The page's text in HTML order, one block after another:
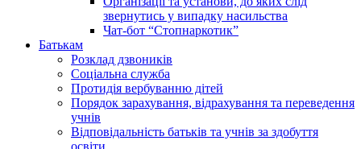
звернутись у випадку насильства
Чат-бот “Стопнаркотик”
Батькам
Розклад дзвоників
Соціальна служба
Протидія вербуванню дітей
Порядок зарахування, відрахування та переведення
учнів
Відповідальність батьків та учнів за здобуття
освіти